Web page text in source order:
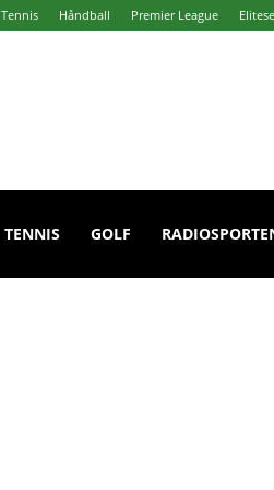
Tennis Håndball Premier League
TENNIS GOLF